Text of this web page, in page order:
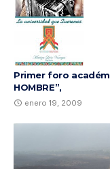
Primer foro
HOMBRE”,
enero 19, 2009